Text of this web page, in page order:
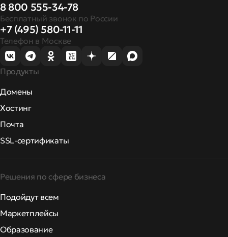
8 800 555-34-78
Бесплатный звонок по России
+7 (495) 580-11-11
Телефон в Москве
Продукты
Домены
Хостинг
Почта
SSL-сертификаты
Решения по сфере бизнеса
Подойдут всем
Маркетплейсы
Образование